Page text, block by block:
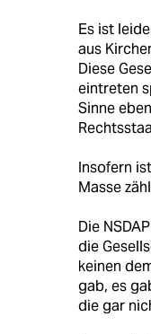
Es ist
aus
Diese
eintreten
Sinne
Insofern
Masse
Die
die
keinen
gab, es
die gar